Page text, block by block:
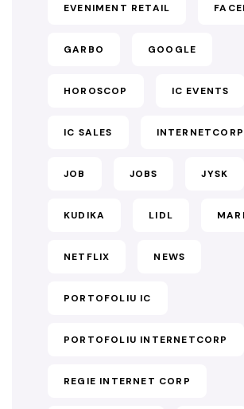
EVENIMENT RETAIL
GARBO GOOGLE
HOROSCOP IC EVENTS
IC SALES INTERNETCORP
JOB JOBS JYSK
KUDIKA LIDL
NETFLIX NEWS
PORTOFOLIU IC
PORTOFOLIU INTERNETCORP
REGIE INTERNET CORP